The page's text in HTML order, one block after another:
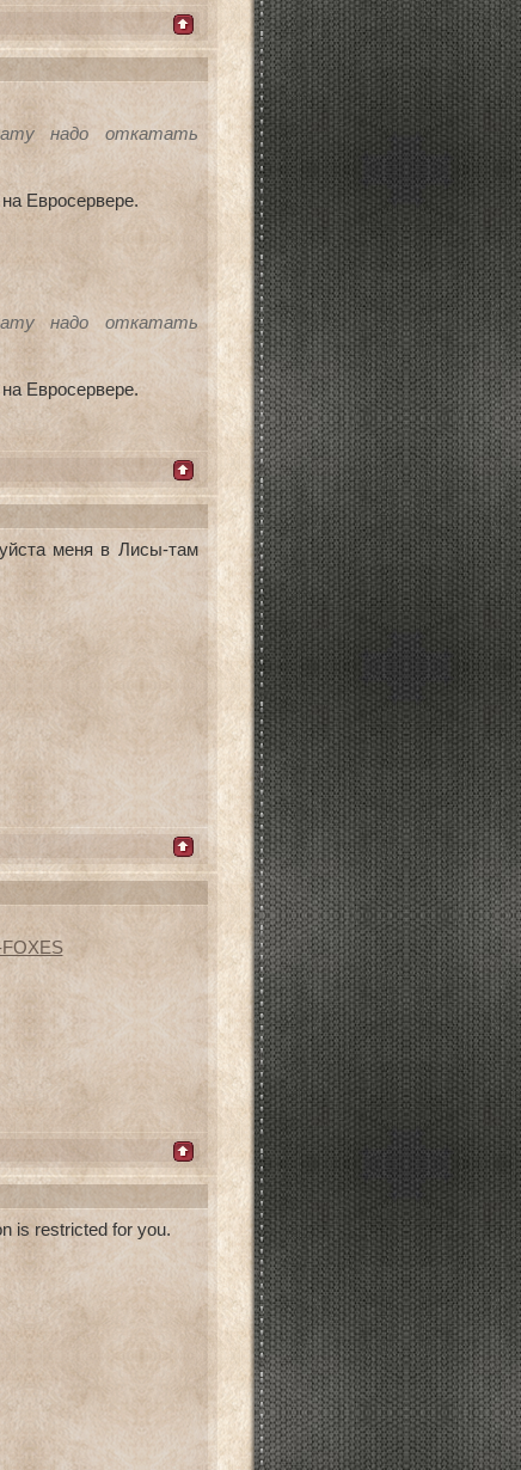
надо откатать
Евросервере.
надо откатать
Евросервере.
меня в Лисы-там
is restricted for you.